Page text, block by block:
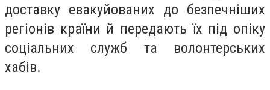
доставку евакуйованих до безпечніших
регіонів країни й передають їх під опіку
соціальних служб та волонтерських
хабів.